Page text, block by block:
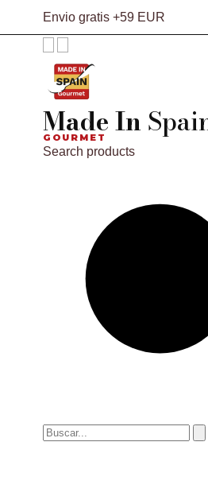
Envio gratis +59 EUR
Made In
GOURMET
Search products